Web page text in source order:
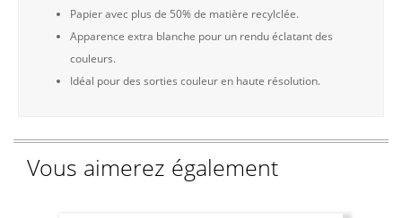
Papier avec plus de 50% de matière recylclée.
Apparence extra blanche pour un rendu éclatant des
couleurs.
Idéal pour des sorties couleur en haute résolution.
Vous aimerez également